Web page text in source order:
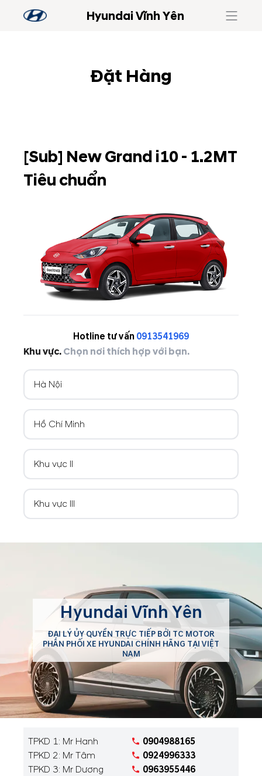
Hyundai Vĩnh Yên
Đặt Hàng
[Sub] New Grand i10 - 1.2MT
Tiêu chuẩn
Hotline tư vấn 0913541969
Khu vực. Chọn nơi thích hợp với bạn.
Hà Nội
Hồ Chí Minh
Khu vực II
Khu vực III
Hyundai Vĩnh Yên
ĐẠI LÝ ỦY QUYỀN TRỰC TIẾP BỞI TC MOTOR
PHÂN PHỐI XE HYUNDAI CHÍNH HÃNG TẠI VIỆT
NAM
TPKD 1: Mr Hanh
TPKD 2: Mr Tâm
TPKD 3: Mr Dương
0904988165
0924996333
0963955446